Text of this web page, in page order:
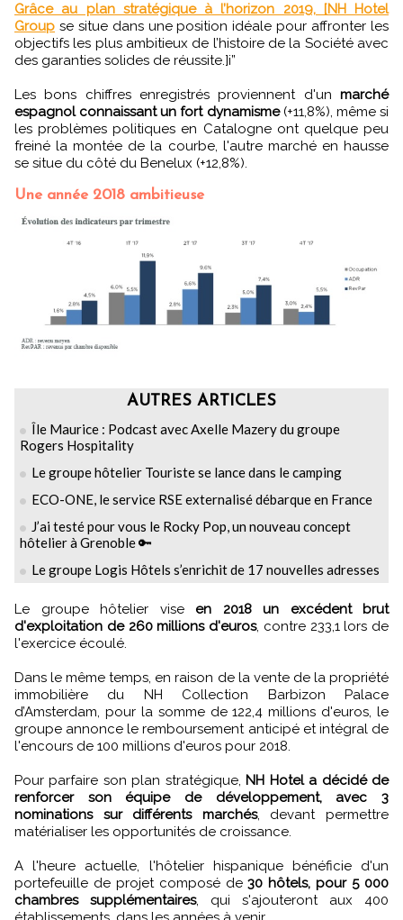
Grâce au plan stratégique à l’horizon 2019, [NH Hotel
Group se situe dans une position idéale pour affronter les
objectifs les plus ambitieux de l’histoire de la Société avec
des garanties solides de réussite.]i”
Les bons chiffres enregistrés proviennent d'un marché
espagnol connaissant un fort dynamisme(+11,8%), même si
les problèmes politiques en Catalogne ont quelque peu
freiné la montée de la courbe, l'autre marché en hausse
se situe du côté du Benelux (+12,8%).
Une année 2018 ambitieuse
AUTRES ARTICLES
Île Maurice : Podcast avec Axelle Mazery du groupe
Rogers Hospitality
Le groupe hôtelier Touriste se lance dans le camping
ECO-ONE, le service RSE externalisé débarque en France
J’ai testé pour vous le Rocky Pop, un nouveau concept
hôtelier à Grenoble 🔑
Le groupe Logis Hôtels s’enrichit de 17 nouvelles adresses
Le groupe hôtelier vise en 2018 un excédent brut
d'exploitation de 260 millions d'euros, contre 233,1 lors de
l'exercice écoulé.
Dans le même temps, en raison de la vente de la propriété
immobilière du NH Collection Barbizon Palace
d’Amsterdam, pour la somme de 122,4 millions d'euros, le
groupe annonce le remboursement anticipé et intégral de
l'encours de 100 millions d'euros pour 2018.
Pour parfaire son plan stratégique, NH Hotel a décidé de
renforcer son équipe de développement, avec 3
nominations sur différents marchés, devant permettre
matérialiser les opportunités de croissance.
A l'heure actuelle, l'hôtelier hispanique bénéficie d'un
portefeuille de projet composé de30 hôtels, pour 5 000
chambres supplémentaires, qui s'ajouteront aux 400